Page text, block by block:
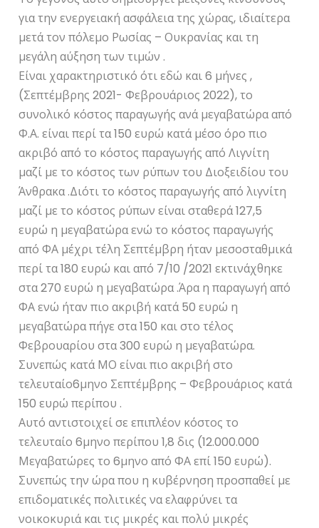
για την ενεργειακή ασφάλεια της χώρας, ιδιαίτερα
μετά τον πόλεμο Ρωσίας – Ουκρανίας και τη
μεγάλη αύξηση των τιμών .
Είναι χαρακτηριστικό ότι εδώ και 6 μήνες ,
(Σεπτέμβρης 2021- Φεβρουάριος 2022), το
συνολικό κόστος παραγωγής ανά μεγαβατώρα από
Φ.Α. είναι περί τα 150 ευρώ κατά μέσο όρο πιο
ακριβό από το κόστος παραγωγής από Λιγνίτη
μαζί με το κόστος των ρύπων του Διοξειδίου του
Άνθρακα .Διότι το κόστος παραγωγής από λιγνίτη
μαζί με το κόστος ρύπων είναι σταθερά 127,5
ευρώ η μεγαβατώρα ενώ το κόστος παραγωγής
από ΦΑ μέχρι τέλη Σεπτέμβρη ήταν μεσοσταθμικά
περί τα 180 ευρώ και από 7/10 /2021 εκτινάχθηκε
στα 270 ευρώ η μεγαβατώρα .Άρα η παραγωγή από
ΦΑ ενώ ήταν πιο ακριβή κατά 50 ευρώ η
μεγαβατώρα πήγε στα 150 και στο τέλος
Φεβρουαρίου στα 300 ευρώ η μεγαβατώρα.
Συνεπώς κατά ΜΟ είναι πιο ακριβή στο
τελευταίο6μηνο Σεπτέμβρης – Φεβρουάριος κατά
150 ευρώ περίπου .
Αυτό αντιστοιχεί σε επιπλέον κόστος το
τελευταίο 6μηνο περίπου 1,8 δις (12.000.000
Μεγαβατώρες το 6μηνο από ΦΑ επί 150 ευρώ).
Συνεπώς την ώρα που η κυβέρνηση προσπαθεί με
επιδοματικές πολιτικές να ελαφρύνει τα
νοικοκυριά και τις μικρές και πολύ μικρές